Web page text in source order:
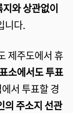
와 상관없이
니다.
제주도에서 휴
소에서도 투표
서 투표할 경
의 주소지 선관